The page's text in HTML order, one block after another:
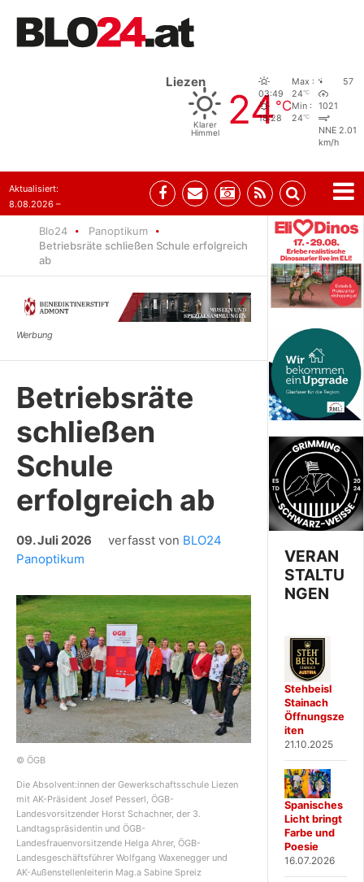
Liezen
Klarer
Himmel
24°C
03:49
18:28
Max :
24°C
Min :
24°C
57
1021
NNE 2.01
km/h
Aktualisiert:
8.08.2026 –
Blo24
Panoptikum
Betriebsräte schließen Schule erfolgreich
ab
Betriebsräte
schließen
Schule
erfolgreich ab
09. Juli 2026 verfasst von BLO24
Panoptikum
© ÖGB
Die Absolvent:innen der Gewerkschaftsschule Liezen
mit AK-Präsident Josef Pesserl, ÖGB-
Landesvorsitzender Horst Schachner, der 3.
Landtagspräsidentin und ÖGB-
Landesfrauenvorsitzende Helga Ahrer, ÖGB-
Landesgeschäftsführer Wolfgang Waxenegger und
AK-Außenstellenleiterin Mag.a Sabine Spreiz
VERAN
STALTU
NGEN
Stehbeisl
Stainach
Öffnungsze
iten
21.10.2025
Spanisches
Licht bringt
Farbe und
Poesie
16.07.2026